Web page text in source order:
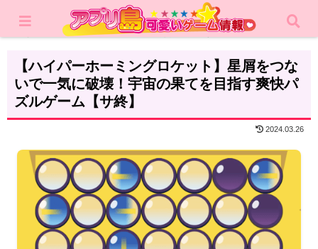
レビュー カジュアルゲーム
【ハイパーホーミングロケット】星屑をつな
いで一気に破壊！宇宙の果てを目指す爽快パ
ズルゲーム【サ終】
2024.03.26